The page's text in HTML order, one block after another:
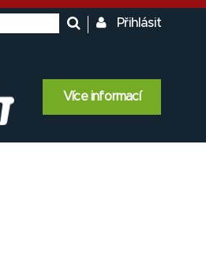
Přihlásit
Více informací